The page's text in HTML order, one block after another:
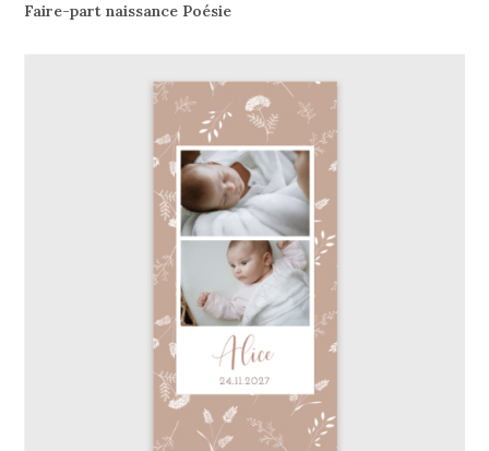
Faire-part naissance Poésie